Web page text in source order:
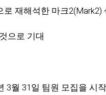
재해석한 마크2(Mark2)
으로 기대
3월 31일 팀원 모집을 시